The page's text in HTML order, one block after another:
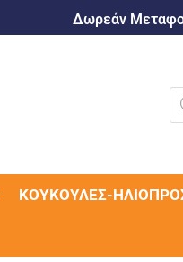
Δωρεάν
ΚΟΥΚΟΎΛΕΣ-